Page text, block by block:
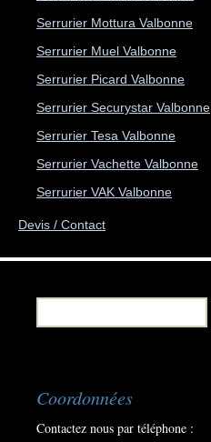
Serrurier Mottura Valbonne
Serrurier Muel Valbonne
Serrurier Picard Valbonne
Serrurier Securystar Valbonne
Serrurier Tesa Valbonne
Serrurier Vachette Valbonne
Serrurier VAK Valbonne
Devis / Contact
Coordonnées
Contactez nous par téléphone :